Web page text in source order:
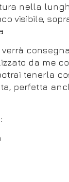
nella
visibile,
da me
tenerla
perfetta